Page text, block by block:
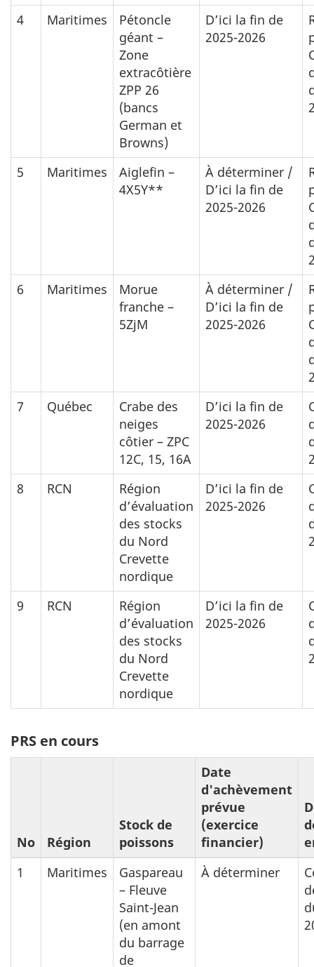
4
Maritimes
Pétoncle
géant –
Zone
extracôtière
ZPP 26
(bancs
German et
Browns)
D’ici la fin de
2025-2026
5 Maritimes
Aiglefin –
4X5Y**
À déterminer /
D’ici la fin de
2025-2026
6
Maritimes
Morue
franche –
5ZjM
À déterminer /
D’ici la fin de
2025-2026
7
Québec
Crabe des
neiges
côtier – ZPC
12C, 15, 16A
D’ici la fin de
2025-2026
8
RCN
Région
d’évaluation
des stocks
du Nord
Crevette
nordique
D’ici la fin de
2025-2026
9 RCN
Région
d’évaluation
des stocks
du Nord
Crevette
nordique
D’ici la fin de
2025-2026
PRS en cours
No Région
Stock de
poissons
Date
d'achèvement
prévue
(exercice
financier)
1
Maritimes
Gaspareau
– Fleuve
Saint-Jean
(en amont
du barrage
de
À déterminer